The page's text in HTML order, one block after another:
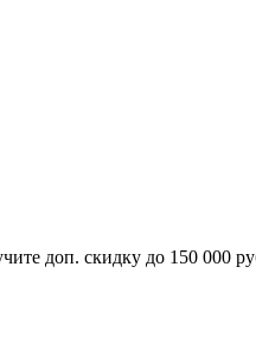
доп. скидку до 150 000